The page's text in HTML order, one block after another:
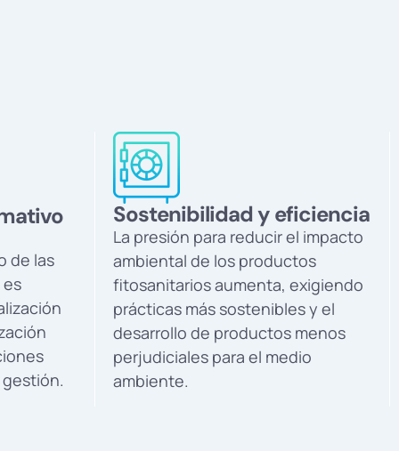
de las
Sostenibilidad y eficiencia
La presión para reducir el impacto
ambiental de los productos
fitosanitarios aumenta, exigiendo
prácticas más sostenibles y el
desarrollo de productos menos
perjudiciales para el medio
ambiente.